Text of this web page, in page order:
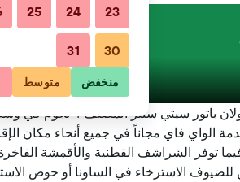
يقع رامادا أولان
الواي فاي مجاناً في جميع أنحاء مكان
توفر الشراشف القطنية والأقمشة
للضيوف الاسترخاء في الساونا أو حوض
23
24
25
30
31
منخفض متوسط